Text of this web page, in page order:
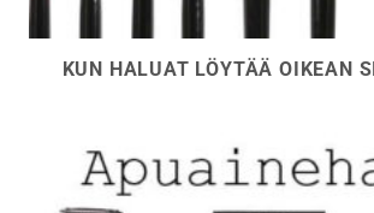
KUN HALUAT LÖYTÄÄ OIKEAN